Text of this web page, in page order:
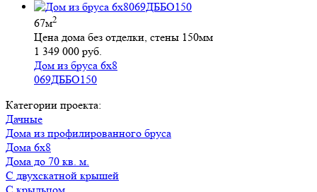
67м2
Цена дома без отделки, стены 150мм
1 349 000 руб.
Дом из бруса 6х8
069ДББО150
Категории проекта:
Дачные
Дома из профилированного бруса
Дома 6х8
Дома до 70 кв. м.
с двухскатной крышей